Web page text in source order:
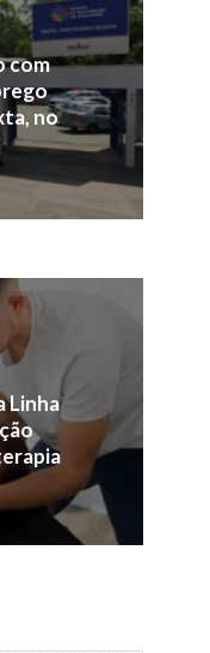
com
no
Linha